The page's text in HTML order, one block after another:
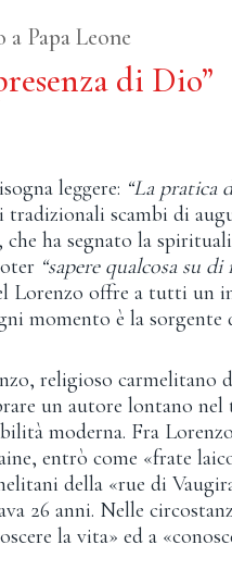
Papa Leone
di Dio”
leggere: “La pratica
tradizionali scambi di
ha segnato la
“sapere qualcosa su
Lorenzo offre a tutti un
momento è la sorgente
religioso carmelitano
un autore lontano
moderna. Fra
entrò come «frate
della «rue di
26 anni. Nelle
la vita» ed a